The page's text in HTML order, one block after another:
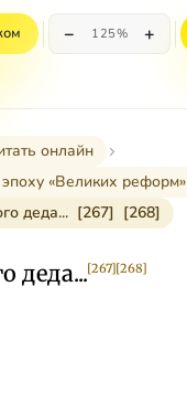
− 125% +
онлайн
«Великих реформ»
деда... [267] [268]
деда...[267][268]